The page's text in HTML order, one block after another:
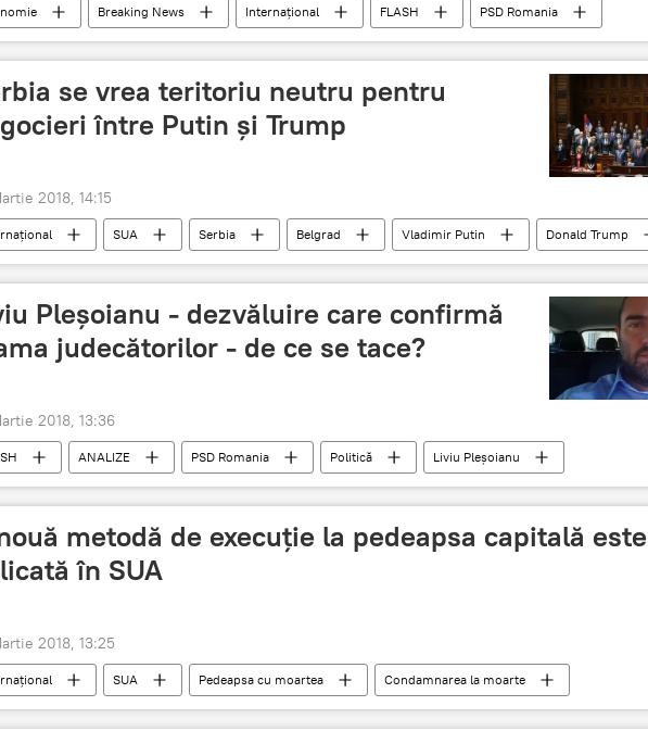
Breaking News Internaţional FLASH
PSD Romania
China Trump UE război economic Klaus Iohannis
se vrea teritoriu neutru pentru
între Putin și Trump
2018, 14:15
SUA Serbia Belgrad Vladimir Putin
Donald Trump
Surkov
Kremlin ministrul afacerilor externe
stat neutru
Pleșoianu - dezvăluire care confirmă
judecătorilor - de ce se tace?
2018, 13:36
ANALIZE PSD Romania Politică
Liviu Pleșoianu
judecători DNA
metodă de execuție la pedeapsa capitală este
în SUA
2018, 13:25
SUA Pedeapsa cu moartea
Condamnarea la moarte